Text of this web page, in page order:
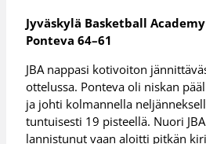
Jyväskylä Basketball
Ponteva 64–61
JBA nappasi kotivoiton
ottelussa. Ponteva oli niskan
ja johti kolmannella
tuntuisesti 19 pisteellä. Nuori
lannistunut vaan aloitti pitkän